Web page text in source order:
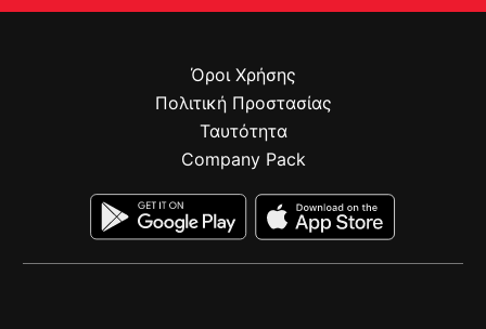
Όροι Χρήσης
Πολιτική Προστασίας
Ταυτότητα
Company Pack